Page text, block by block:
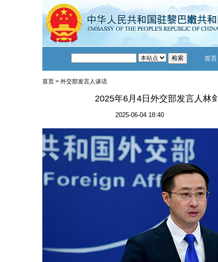
首页
首页> 外交部发言人谈话
2025年6月4日外交部发言人林
2025-06-04 18:40